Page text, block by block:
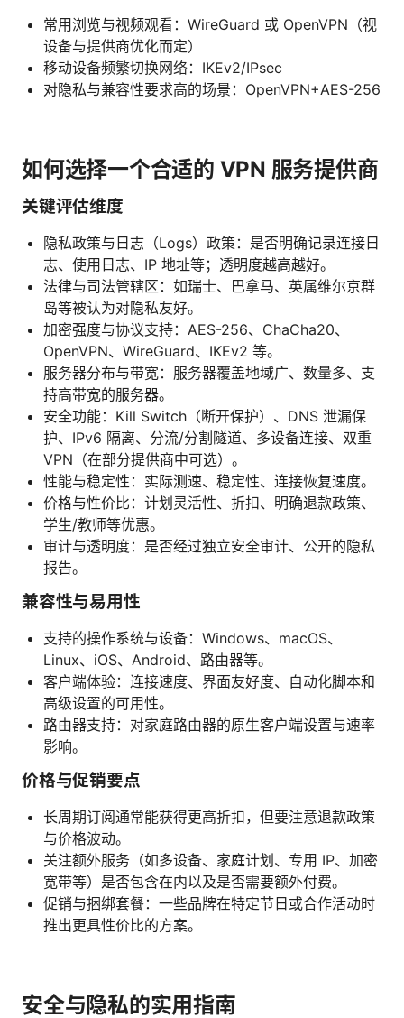
常用浏览与视频观看：WireGuard 或 OpenVPN（视
设备与提供商优化而定）
移动设备频繁切换网络：IKEv2/IPsec
对隐私与兼容性要求高的场景：OpenVPN+AES-256
如何选择一个合适的 VPN 服务提供商
关键评估维度
隐私政策与日志（Logs）政策：是否明确记录连接日
志、使用日志、IP 地址等；透明度越高越好。
法律与司法管辖区：如瑞士、巴拿马、英属维尔京群
岛等被认为对隐私友好。
加密强度与协议支持：AES-256、ChaCha20、
OpenVPN、WireGuard、IKEv2 等。
服务器分布与带宽：服务器覆盖地域广、数量多、支
持高带宽的服务器。
安全功能：Kill Switch（断开保护）、DNS 泄漏保
护、IPv6 隔离、分流/分割隧道、多设备连接、双重
VPN（在部分提供商中可选）。
性能与稳定性：实际测速、稳定性、连接恢复速度。
价格与性价比：计划灵活性、折扣、明确退款政策、
学生/教师等优惠。
审计与透明度：是否经过独立安全审计、公开的隐私
报告。
兼容性与易用性
支持的操作系统与设备：Windows、macOS、
Linux、iOS、Android、路由器等。
客户端体验：连接速度、界面友好度、自动化脚本和
高级设置的可用性。
路由器支持：对家庭路由器的原生客户端设置与速率
影响。
价格与促销要点
长周期订阅通常能获得更高折扣，但要注意退款政策
与价格波动。
关注额外服务（如多设备、家庭计划、专用 IP、加密
宽带等）是否包含在内以及是否需要额外付费。
促销与捆绑套餐：一些品牌在特定节日或合作活动时
推出更具性价比的方案。
安全与隐私的实用指南